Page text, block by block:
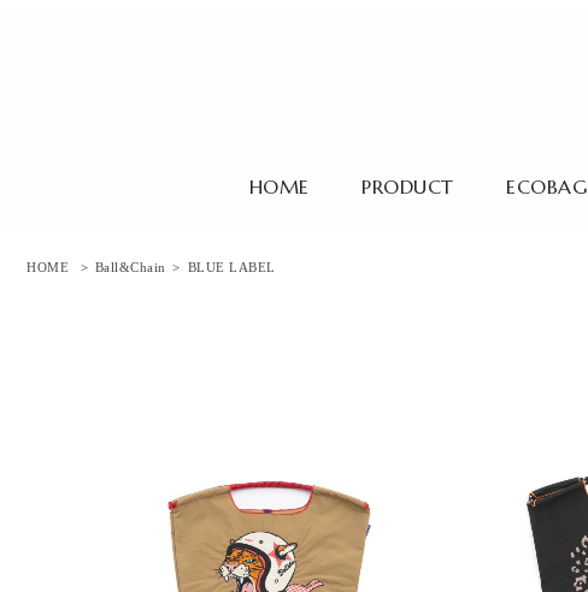
HOME PRODUCT ECOBAG
HOME > Ball&Chain > BLUE LABEL